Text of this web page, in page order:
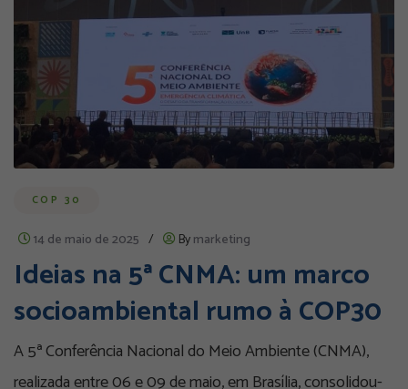
COP 30
14 de maio de 2025 / Bymarketing
Ideias na 5ª CNMA: um marco
socioambiental rumo à COP30
A 5ª Conferência Nacional do Meio Ambiente (CNMA),
realizada entre 06 e 09 de maio, em Brasília, consolidou-